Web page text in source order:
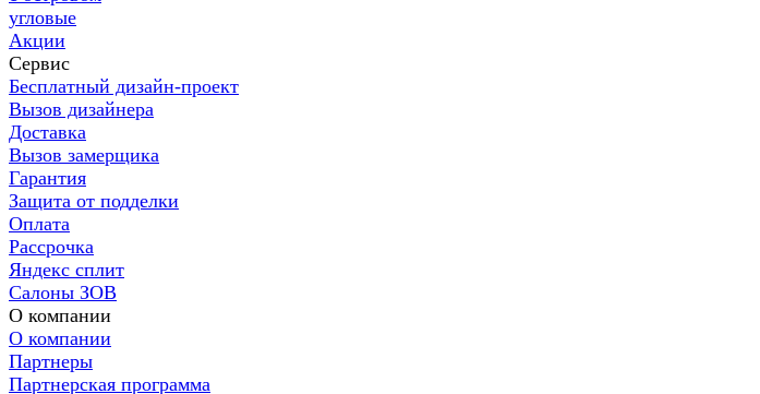
угловые
Акции
Сервис
Бесплатный дизайн-проект
Вызов дизайнера
Доставка
Вызов замерщика
Гарантия
Защита от подделки
Оплата
Рассрочка
Яндекс сплит
Салоны ЗОВ
О компании
О компании
Партнеры
Партнерская программа